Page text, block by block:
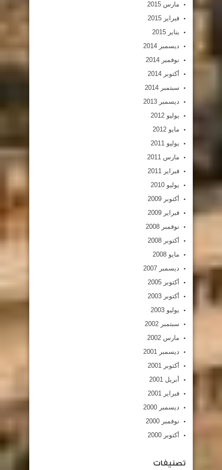
مارس 2015
فبراير 2015
يناير 2015
ديسمبر 2014
نوفمبر 2014
أكتوبر 2014
سبتمبر 2014
ديسمبر 2013
يوليو 2012
مايو 2012
يوليو 2011
مارس 2011
فبراير 2011
يوليو 2010
أكتوبر 2009
فبراير 2009
نوفمبر 2008
أكتوبر 2008
مايو 2008
ديسمبر 2007
أكتوبر 2005
أكتوبر 2003
يوليو 2003
سبتمبر 2002
مارس 2002
ديسمبر 2001
أكتوبر 2001
أبريل 2001
فبراير 2001
ديسمبر 2000
نوفمبر 2000
أكتوبر 2000
تصنيفات